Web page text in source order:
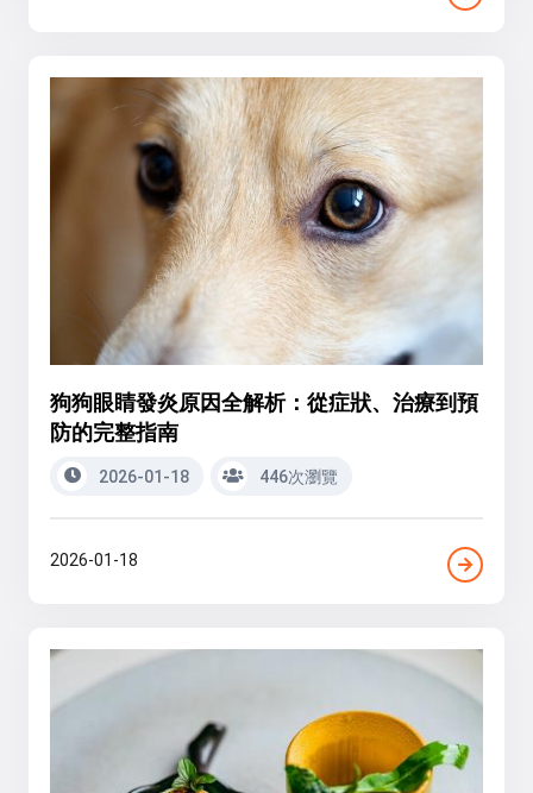
狗狗眼睛發炎原因全解析：從症狀、治療到預
防的完整指南
2026-01-18 446次瀏覽
2026-01-18